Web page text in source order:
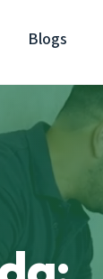
Blogs